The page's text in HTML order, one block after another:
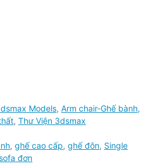
Models, Arm chair-Ghế bành,
, Thư Viện 3dsmax
, ghế cao cấp, ghế đôn, Single
đơn